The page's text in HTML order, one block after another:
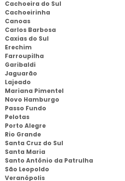
Cachoeira do Sul
Cachoeirinha
Canoas
Carlos Barbosa
Caxias do Sul
Erechim
Farroupilha
Garibaldi
Jaguarão
Lajeado
Mariana Pimentel
Novo Hamburgo
Passo Fundo
Pelotas
Porto Alegre
Rio Grande
Santa Cruz do Sul
Santa Maria
Santo Antônio da Patrulha
São Leopoldo
Veranópolis